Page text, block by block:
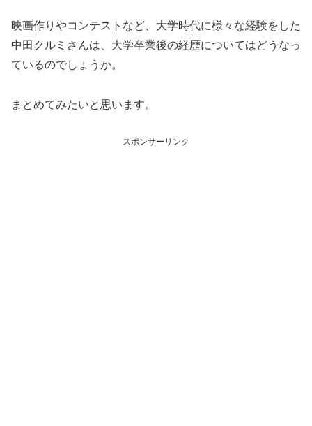
映画作りやコンテストなど、大学時代に様々な経験をした
中田クルミさんは、大学卒業後の経歴についてはどうなっ
ているのでしょうか。
まとめてみたいと思います。
スポンサーリンク